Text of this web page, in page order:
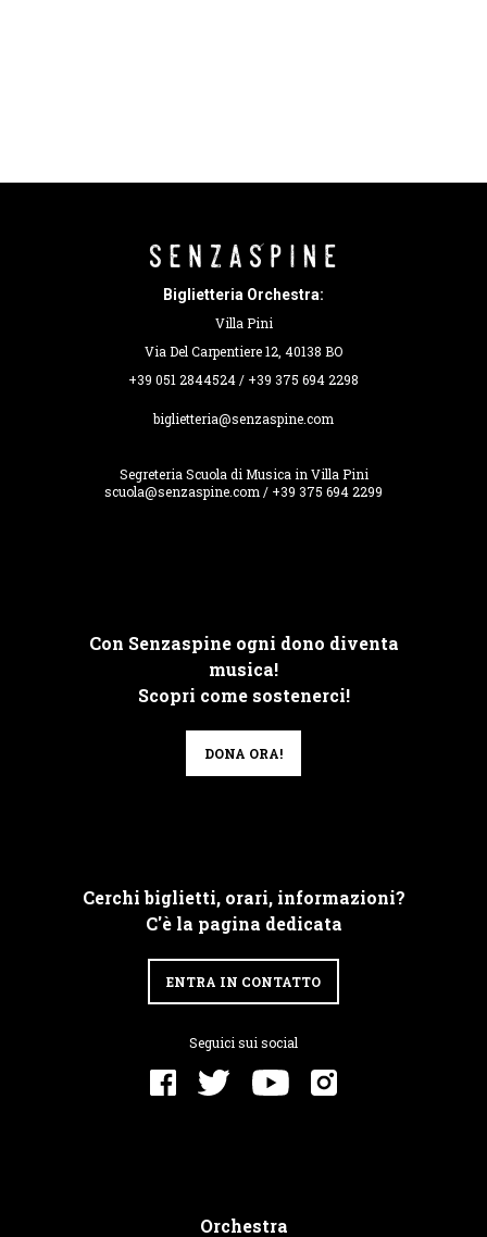
Biglietteria Orchestra:
Villa Pini
Via Del Carpentiere 12, 40138 BO
+39 051 2844524 / +39 375 694 2298
biglietteria@senzaspine.com
Segreteria Scuola di Musica in Villa Pini
scuola@senzaspine.com / +39 375 694 2299
Con Senzaspine ogni dono diventa
musica!
Scopri come sostenerci!
DONA ORA!
Cerchi biglietti, orari, informazioni?
C'è la pagina dedicata
ENTRA IN CONTATTO
Seguici sui social
Orchestra